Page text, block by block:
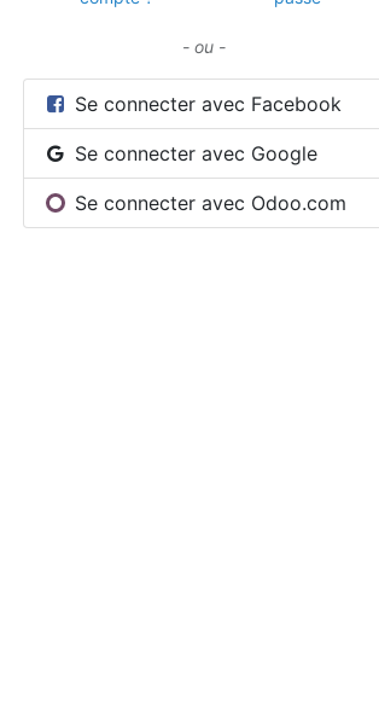
- ou -
Se connecter avec Facebook
Se connecter avec Google
Se connecter avec Odoo.com